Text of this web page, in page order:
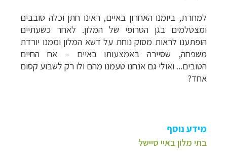
למחרת, ביומנו האחרון באיים, ראינו חתן וכלה סובבים
ומצטלמים בגן הטרופי של המלון. לאחר כשעתיים
הופתענו לראות מסוק נוחת על דשא המלון וממנו יורדת
משפחה, שסיירה באמצעותו באיים– אח החיים
הטובים... ואולי גם אנחנו טעמנו מהם ולו רק לשבוע קסום
אחד?
מידע נוסף
בתי מלון באיי סיישל